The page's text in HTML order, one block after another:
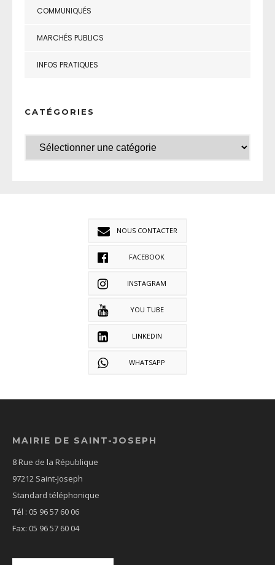
COMMUNIQUÉS
MARCHÉS PUBLICS
INFOS PRATIQUES
CATÉGORIES
NOUS CONTACTER
FACEBOOK
INSTAGRAM
YOU TUBE
LINKEDIN
WHATSAPP
MAIRIE DE SAINT-JOSEPH
8 Rue de la République
97212 Saint-Joseph
Standard téléphonique
Tél : 05 96 57 60 06
Fax: 05 96 57 60 04